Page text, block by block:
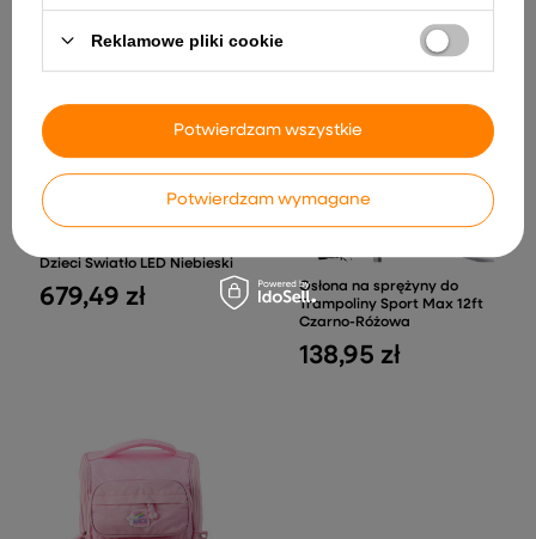
Skuter na Akumulator
Dzieci Światło LED Niebieski
679,49 zł
Osłona na sprężyny do
Trampoliny Sport Max 12ft
Czarno-Różowa
138,95 zł
Reklamowe pliki cookie
Potwierdzam wymagane
Potwierdzam wszystkie